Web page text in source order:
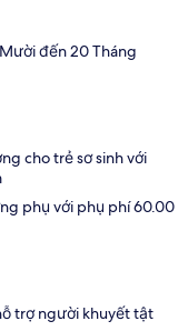
đến 20 Tháng
cho trẻ sơ sinh với
phụ với phụ phí 60.00
trợ người khuyết tật